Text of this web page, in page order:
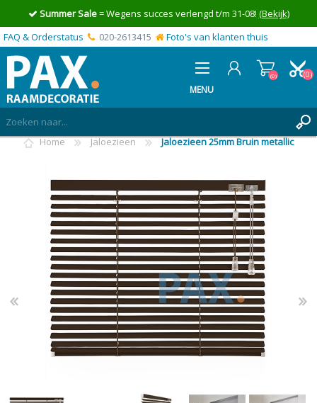
Summer Sale= Wegens succes verlengd t/m 31-08! (Bekijk)
FAQ & Orderstatus
020-2613415 Foto's van klanten thuis
MENU
MIJN OFFERTE
(0)
(0)
(0)
Home Jaloezieen Jaloezieen 25mm Bruin metallic